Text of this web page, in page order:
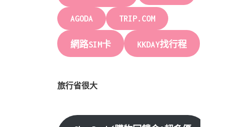
AGODA TRIP.COM
網路SIM卡 KKDAY找行程
旅行省很大